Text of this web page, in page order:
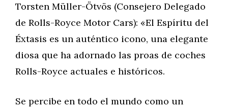
Torsten Müller-Ötvös (Consejero Delegado
de Rolls-Royce Motor Cars): «El Espíritu del
Éxtasis es un auténtico icono, una elegante
diosa que ha adornado las proas de coches
Rolls-Royce actuales e históricos.
Se percibe en todo el mundo como un